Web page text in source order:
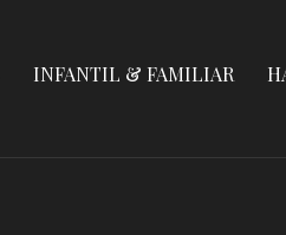
INFANTIL & FAMILIAR